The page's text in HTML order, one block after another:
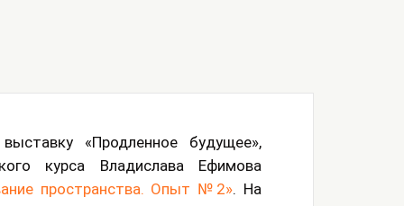
«Продленное будущее»,
курса Владислава Ефимова
пространства. Опыт №2». На